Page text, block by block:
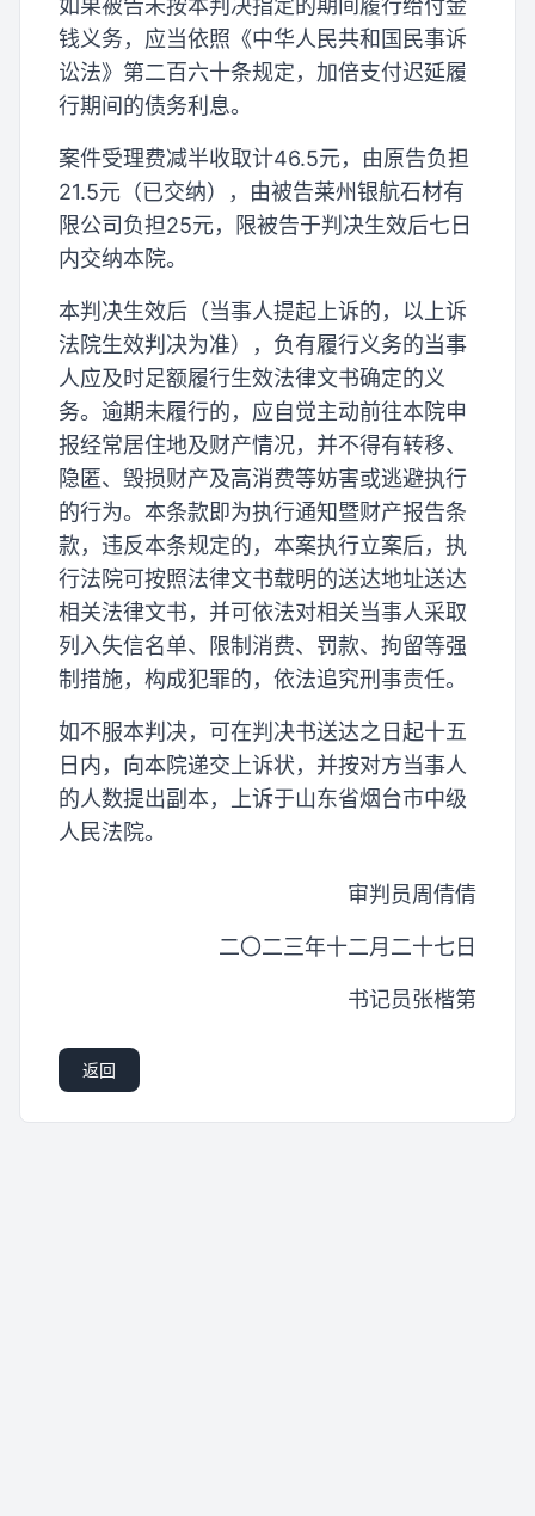
如果被告未按本判决指定的期间履行给付金
钱义务，应当依照《中华人民共和国民事诉
讼法》第二百六十条规定，加倍支付迟延履
行期间的债务利息。
案件受理费减半收取计46.5元，由原告负担
21.5元（已交纳），由被告莱州银航石材有
限公司负担25元，限被告于判决生效后七日
内交纳本院。
本判决生效后（当事人提起上诉的，以上诉
法院生效判决为准），负有履行义务的当事
人应及时足额履行生效法律文书确定的义
务。逾期未履行的，应自觉主动前往本院申
报经常居住地及财产情况，并不得有转移、
隐匿、毁损财产及高消费等妨害或逃避执行
的行为。本条款即为执行通知暨财产报告条
款，违反本条规定的，本案执行立案后，执
行法院可按照法律文书载明的送达地址送达
相关法律文书，并可依法对相关当事人采取
列入失信名单、限制消费、罚款、拘留等强
制措施，构成犯罪的，依法追究刑事责任。
如不服本判决，可在判决书送达之日起十五
日内，向本院递交上诉状，并按对方当事人
的人数提出副本，上诉于山东省烟台市中级
人民法院。
审判员周倩倩
二〇二三年十二月二十七日
书记员张楷第
返回